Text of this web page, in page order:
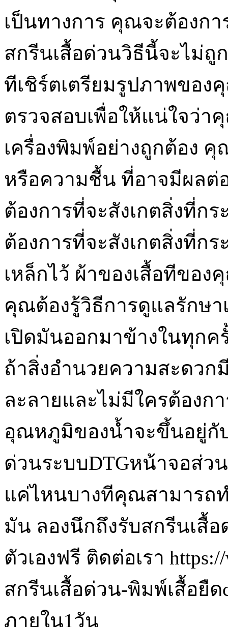
เป็นทางการ คุณจะต้องก
สกรีนเสื้อด่วนวิธีนี้จะไม่
ทีเชิร์ตเตรียมรูปภาพของ
ตรวจสอบเพื่อให้แน่ใจว่า
เครื่องพิมพ์อย่างถูกต้อง
หรือความชื้น ที่อาจมีผลต่
ต้องการที่จะสังเกตสิ่งที่ก
ต้องการที่จะสังเกตสิ่งที่ก
เหล็กไว้ ผ้าของเสื้อทีขอ
คุณต้องรู้วิธีการดูแลรักษ
เปิดมันออกมาข้างในทุก
ถ้าสิ่งอำนวยความสะดว
ละลายและไม่มีใครต้องก
อุณหภูมิของน้ำจะขึ้นอยู่กั
ด่วนระบบDTGหน้าจอส่ว
แค่ไหนบางทีคุณสามารถ
มัน ลองนึกถึงรับสกรีนเสื้
ตัวเองฟรี ติดต่อเรา
สกรีนเสื้อด่วน-พิมพ์เสื้อยื
ภายใน1วัน